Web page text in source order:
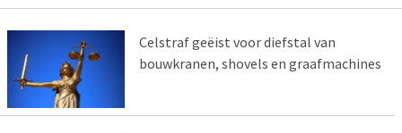
Celstraf geëist voor diefstal van
bouwkranen, shovels en graafmachines